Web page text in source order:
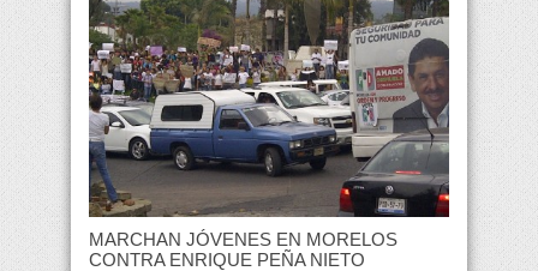
MARCHAN JÓVENES EN MORELOS
CONTRA ENRIQUE PEÑA NIETO